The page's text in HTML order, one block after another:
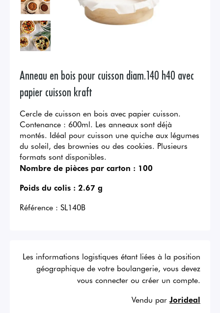
Anneau en bois pour cuisson diam.140 h40 avec
papier cuisson kraft
Cercle de cuisson en bois avec papier cuisson.
Contenance : 600ml. Les anneaux sont déjà
montés. Idéal pour cuisson une quiche aux légumes
du soleil, des brownies ou des cookies. Plusieurs
formats sont disponibles.
Nombre de pièces par carton : 100
Poids du colis : 2.67 g
Référence : SL140B
Les informations logistiques étant liées à la position
géographique de votre boulangerie, vous devez
vous connecter ou créer un compte.
Vendu par Jorideal